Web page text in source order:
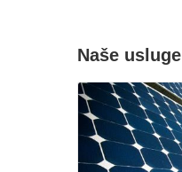
Naše usluge